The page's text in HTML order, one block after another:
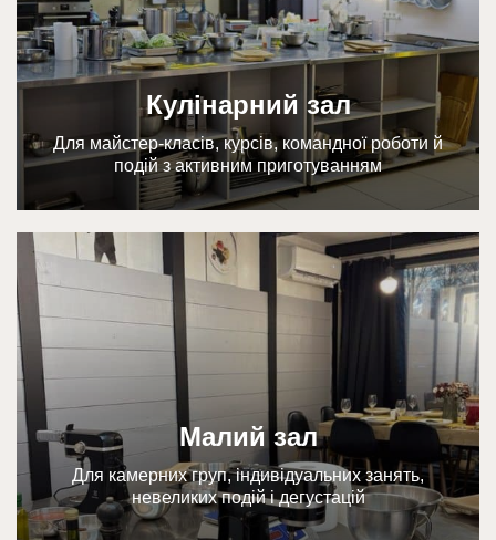
Кулінарний зал
Для майстер-класів, курсів, командної роботи й
подій з активним приготуванням
Малий зал
Для камерних груп, індивідуальних занять,
невеликих подій і дегустацій